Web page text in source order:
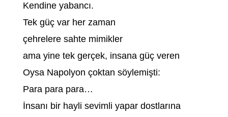
Kendine yabancı.
Tek güç var her zaman
çehrelere sahte mimikler
ama yine tek gerçek, insana güç veren
Oysa Napolyon çoktan söylemişti:
Para para para…
İnsanı bir hayli sevimli yapar dostlarına